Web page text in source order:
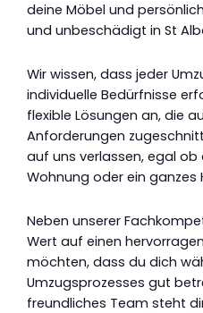
deine Möbel und
und unbeschädigt in St
Wir wissen, dass jeder
individuelle Bedürfnisse
flexible Lösungen an, die
Anforderungen
auf uns verlassen, egal ob
Wohnung oder ein ganzes
Neben unserer
Wert auf einen
möchten, dass du dich
Umzugsprozesses gut
freundliches Team steht